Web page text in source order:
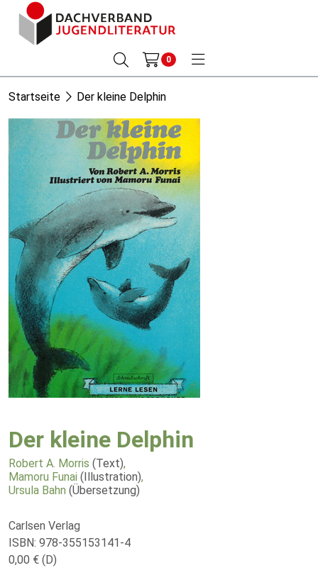
0
Startseite Der kleine Delphin
Der kleine Delphin
Robert A. Morris (Text),
Mamoru Funai (Illustration),
Ursula Bahn (Übersetzung)
Carlsen Verlag
ISBN: 978-355153141-4
0,00 € (D)